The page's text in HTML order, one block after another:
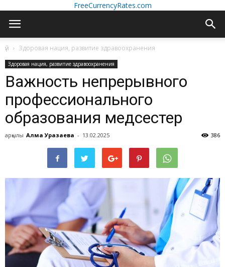
FreeCurrencyRates.com
үй Здоровая нация, развитие здравоохранения
Здоровая нация, развитие здравоохранения
Важность непрерывного
профессионального
образования медсестер
арқылы Алма Уразаева - 13.02.2025 386